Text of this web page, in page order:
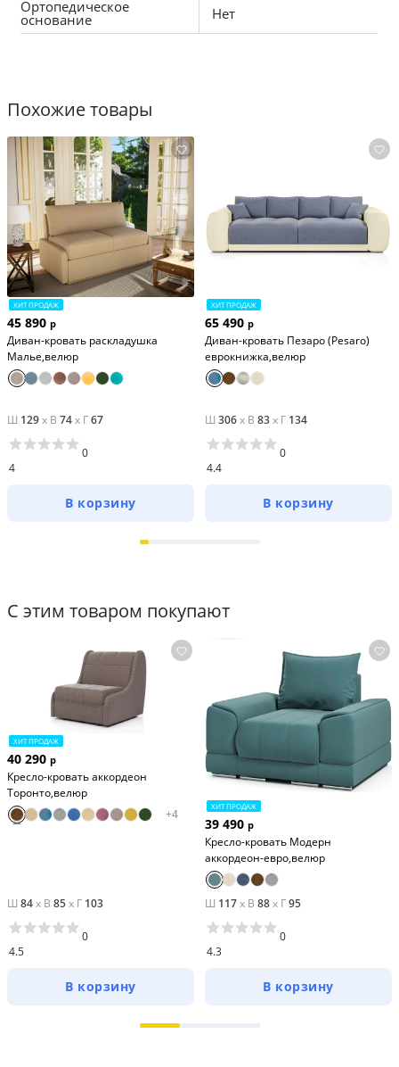
Наполнение декоративных подушек из холофайбера (такое
Дополнительные декоративные подушки (1шт 45*45 см): 2590
Задняя спинка в основной ткани: 4590 руб.
Срок гарантии: 12 месяцев.
Ортопедическое
основание Нет
Похожие товары
ХИТ ПРОДАЖ
45 890 р
Диван-кровать раскладушка
Малье,велюр
Ш 129x В 74x Г67
4
0
В корзину
ХИТ ПРОДАЖ
65 490 р
Диван-кровать Пезаро (Pesaro)
еврокнижка,велюр
Ш 306x В 83x Г 134
4.4
0
В корзину
С этим товаром покупают
ХИТ ПРОДАЖ
40 290 р
Кресло-кровать аккордеон
Торонто,велюр
+4
Ш 84x В 85x Г 103
4.5
0
В корзину
ХИТ ПРОДАЖ
39 490 р
Кресло-кровать Модерн
аккордеон-евро,велюр
Ш 117x В 88x Г95
4.3
0
В корзину